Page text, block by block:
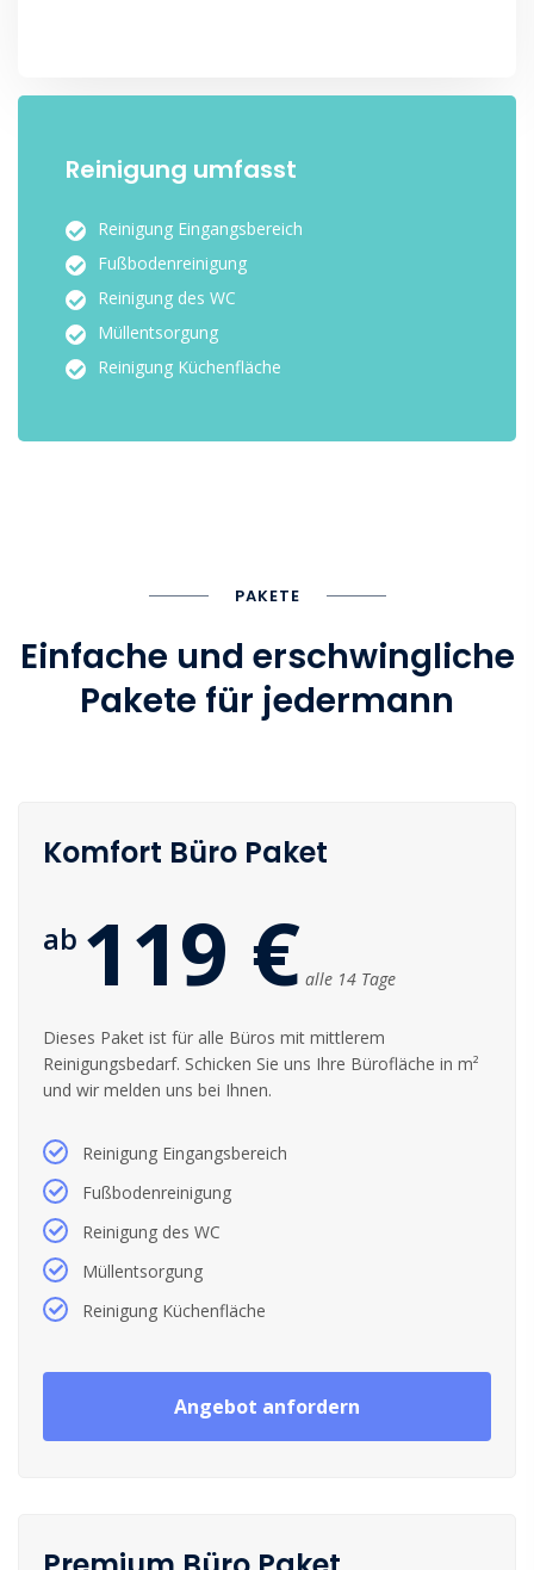
Reinigung umfasst
Reinigung Eingangsbereich
Fußbodenreinigung
Reinigung des WC
Müllentsorgung
Reinigung Küchenfläche
PAKETE
Einfache und erschwingliche
Pakete für jedermann
Komfort Büro Paket
ab 119 € alle 14 Tage
Dieses Paket ist für alle Büros mit mittlerem
Reinigungsbedarf. Schicken Sie uns Ihre Bürofläche in m²
und wir melden uns bei Ihnen.
Reinigung Eingangsbereich
Fußbodenreinigung
Reinigung des WC
Müllentsorgung
Reinigung Küchenfläche
Angebot anfordern